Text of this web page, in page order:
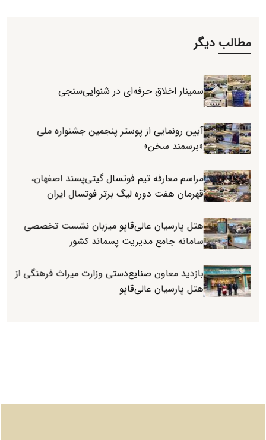
مطالب دیگر
سمینار اخلاق حرفه‌ای در شنوایی‌سنجی
آیین رونمایی از پوستر پنجمین جشنواره ملی
«برسمند سخن»
مراسم معارفه تیم فوتسال گیتی‌پسند اصفهان،
قهرمان هفت دوره لیگ برتر فوتسال ایران
هتل پارسیان عالی‌قاپو میزبان نشست تخصصی
سامانه جامع مدیریت پسماند کشور
بازدید معاون صنایع‌دستی وزارت میراث فرهنگی از
هتل پارسیان عالی‌قاپو